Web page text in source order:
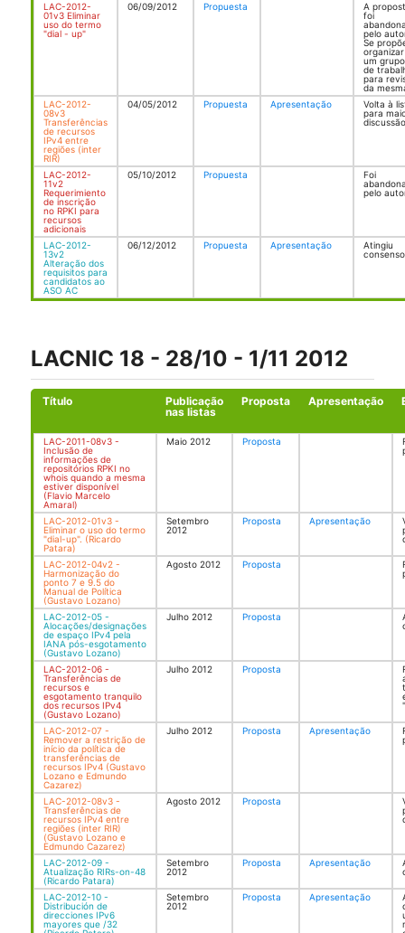
LAC-2012-
01v3 Eliminar
uso do termo
"dial - up"
06/09/2012 Propuesta
A
foi
pelo
Se
organizar
um grupo
de
para
da
LAC-2012-
08v3
Transferências
de recursos
IPv4 entre
regiões (inter
RIR)
04/05/2012 Propuesta Apresentação
Volta à
para
LAC-2012-
11v2
Requerimiento
de inscrição
no RPKI para
recursos
adicionais
05/10/2012 Propuesta
Foi
pelo
LAC-2012-
13v2
Alteração dos
requisitos para
candidatos ao
ASO AC
06/12/2012 Propuesta Apresentação
Atingiu
consenso
LACNIC 18 - 28/10 - 1/11 2012
Título
Publicação
nas listas
Proposta Apresentação
LAC-2011-08v3 -
Inclusão de
informações de
repositórios RPKI no
whois quando a mesma
estiver disponível
(Flavio Marcelo
Amaral)
Maio 2012 Proposta
LAC-2012-01v3 -
Eliminar o uso do termo
"dial-up". (Ricardo
Patara)
Setembro
2012
Proposta Apresentação
LAC-2012-04v2 -
Harmonização do
ponto 7 e 9.5 do
Manual de Política
(Gustavo Lozano)
Agosto 2012 Proposta
LAC-2012-05 -
Alocações/designações
de espaço IPv4 pela
IANA pós-esgotamento
(Gustavo Lozano)
Julho 2012 Proposta
LAC-2012-06 -
Transferências de
recursos e
esgotamento tranquilo
dos recursos IPv4
(Gustavo Lozano)
Julho 2012 Proposta
LAC-2012-07 -
Remover a restrição de
início da política de
transferências de
recursos IPv4 (Gustavo
Lozano e Edmundo
Cazarez)
Julho 2012 Proposta Apresentação
LAC-2012-08v3 -
Transferências de
recursos IPv4 entre
regiões (inter RIR)
(Gustavo Lozano e
Edmundo Cazarez)
Agosto 2012 Proposta
LAC-2012-09 -
Atualização RIRs-on-48
(Ricardo Patara)
Setembro
2012
Proposta Apresentação
LAC-2012-10 -
Distribución de
direcciones IPv6
mayores que /32
Setembro
2012
Proposta Apresentação